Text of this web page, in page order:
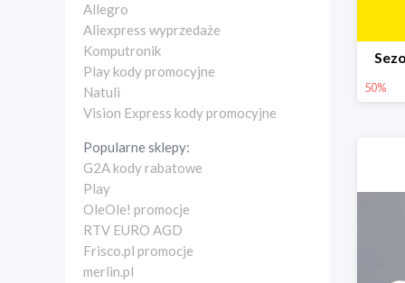
Allegro
Aliexpress wyprzedaże
Komputronik
Play kody promocyjne
Natuli
Vision Express kody promocyjne
Popularne sklepy:
G2A kody rabatowe
Play
OleOle! promocje
RTV EURO AGD
Frisco.pl promocje
merlin.pl
50%